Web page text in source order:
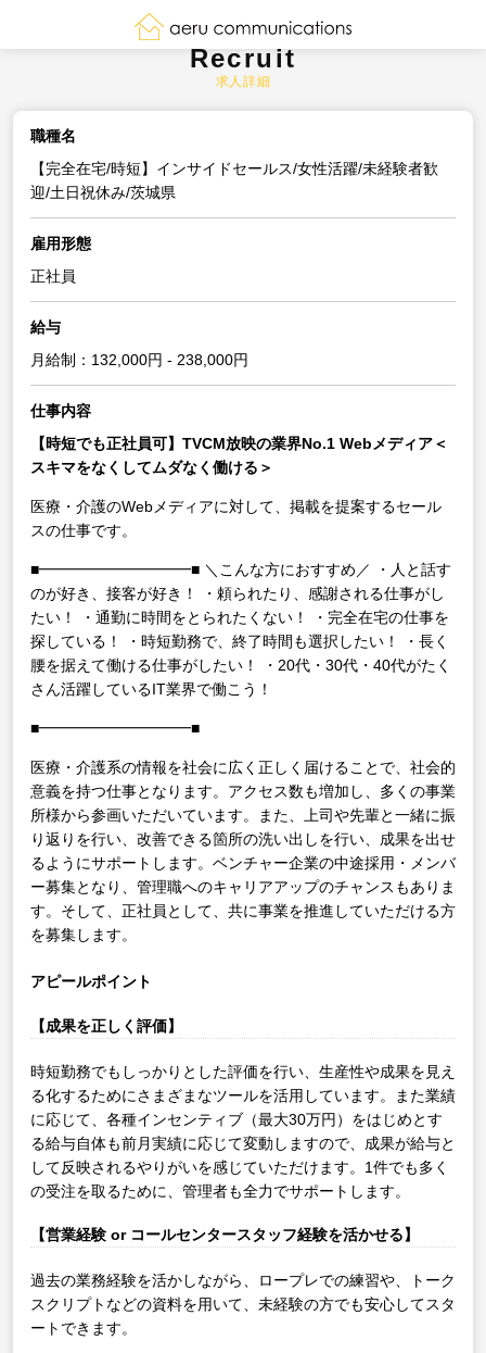
Recruit
求人詳細
職種名
【完全在宅/時短】インサイドセールス/女性活躍/未経験者歓
迎/土日祝休み/茨城県
雇用形態
正社員
給与
月給制：132,000円 - 238,000円
仕事内容
【時短でも正社員可】TVCM放映の業界No.1 Webメディア＜
スキマをなくしてムダなく働ける＞
医療・介護のWebメディアに対して、掲載を提案するセール
スの仕事です。
■━━━━━━━━━━■ ＼こんな方におすすめ／
・人と話す
のが好き、接客が好き！
・頼られたり、感謝される仕事がし
たい！
・通勤に時間をとられたくない！
・完全在宅の仕事を
探している！
・時短勤務で、終了時間も選択したい！
・長く
腰を据えて働ける仕事がしたい！
・20代・30代・40代がたく
さん活躍しているIT業界で働こう！
■━━━━━━━━━━■
医療・介護系の情報を社会に広く正しく届けることで、社会的
意義を持つ仕事となります。アクセス数も増加し、多くの事業
所様から参画いただいています。また、上司や先輩と一緒に振
り返りを行い、改善できる箇所の洗い出しを行い、成果を出せ
るようにサポートします。ベンチャー企業の中途採用・メンバ
ー募集となり、管理職へのキャリアアップのチャンスもありま
す。そして、正社員として、共に事業を推進していただける方
を募集します。
アピールポイント
【成果を正しく評価】
時短勤務でもしっかりとした評価を行い、生産性や成果を見え
る化するためにさまざまなツールを活用しています。また業績
に応じて、各種インセンティブ（最大30万円）をはじめとす
る給与自体も前月実績に応じて変動しますので、成果が給与と
して反映されるやりがいを感じていただけます。1件でも多く
の受注を取るために、管理者も全力でサポートします。
【営業経験 or コールセンタースタッフ経験を活かせる】
過去の業務経験を活かしながら、ロープレでの練習や、トーク
スクリプトなどの資料を用いて、未経験の方でも安心してスタ
ートできます。